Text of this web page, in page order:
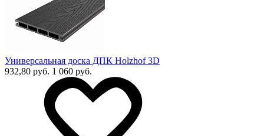
Универсальная доска ДПК Holzhof 3D
932,80 руб. 1 060 руб.